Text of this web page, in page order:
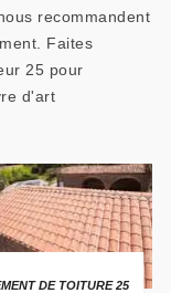
recommandent
Faites
25 pour
d'art
DE TOITURE 25